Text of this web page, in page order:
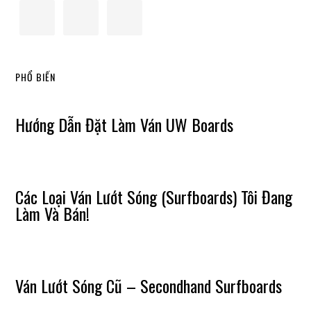
PHỔ BIẾN
Hướng Dẫn Đặt Làm Ván UW Boards
Các Loại Ván Lướt Sóng (Surfboards) Tôi Đang
Làm Và Bán!
Ván Lướt Sóng Cũ – Secondhand Surfboards